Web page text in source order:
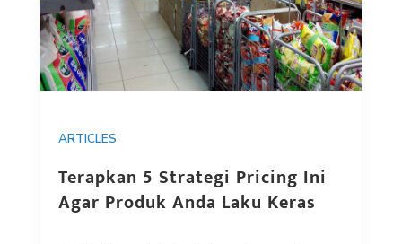
ARTICLES
Terapkan 5 Strategi Pricing Ini
Agar Produk Anda Laku Keras